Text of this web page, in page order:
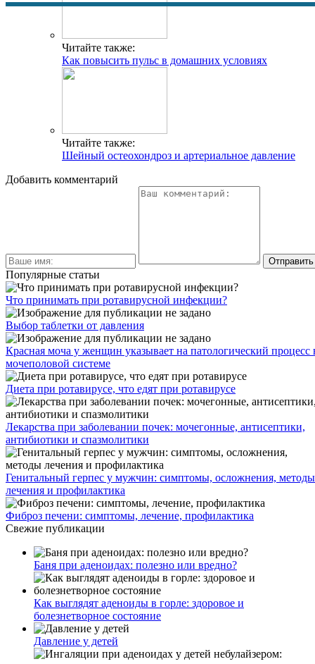
Читайте также:
Как повысить пульс в домашних условиях
Читайте также:
Шейный остеохондроз и артериальное давление
Добавить комментарий
Популярные статьи
Что принимать при ротавирусной инфекции?
Выбор таблетки от давления
Красная моча у женщин указывает на патологический процесс
мочеполовой системе
Диета при ротавирусе, что едят при ротавирусе
Лекарства при заболевании почек: мочегонные, антисептики,
антибиотики и спазмолитики
Генитальный герпес у мужчин: симптомы, осложнения, методы
лечения и профилактика
Фиброз печени: симптомы, лечение, профилактика
Свежие публикации
Баня при аденоидах: полезно или вредно?
Как выглядят аденоиды в горле: здоровое и
болезнетворное состояние
Давление у детей